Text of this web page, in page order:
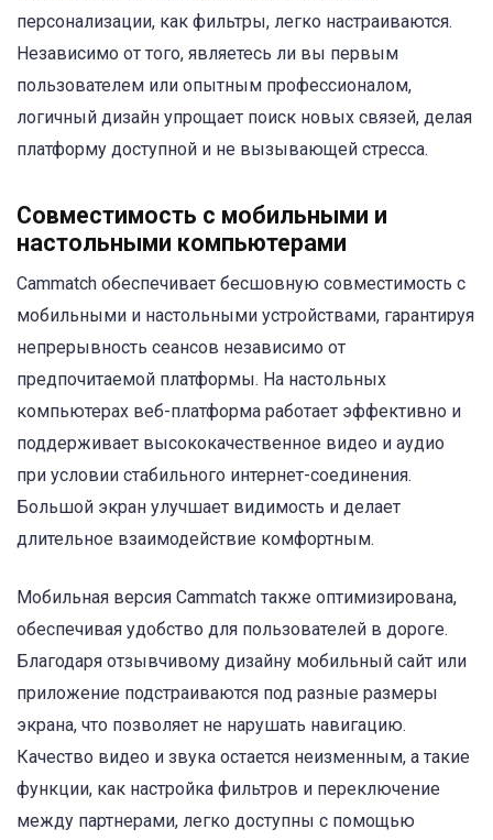
персонализации, как фильтры, легко настраиваются.
Независимо от того, являетесь ли вы первым
пользователем или опытным профессионалом,
логичный дизайн упрощает поиск новых связей, делая
платформу доступной и не вызывающей стресса.
Совместимость с мобильными и
настольными компьютерами
Cammatch обеспечивает бесшовную совместимость с
мобильными и настольными устройствами, гарантируя
непрерывность сеансов независимо от
предпочитаемой платформы. На настольных
компьютерах веб-платформа работает эффективно и
поддерживает высококачественное видео и аудио
при условии стабильного интернет-соединения.
Большой экран улучшает видимость и делает
длительное взаимодействие комфортным.
Мобильная версия Cammatch также оптимизирована,
обеспечивая удобство для пользователей в дороге.
Благодаря отзывчивому дизайну мобильный сайт или
приложение подстраиваются под разные размеры
экрана, что позволяет не нарушать навигацию.
Качество видео и звука остается неизменным, а такие
функции, как настройка фильтров и переключение
между партнерами, легко доступны с помощью